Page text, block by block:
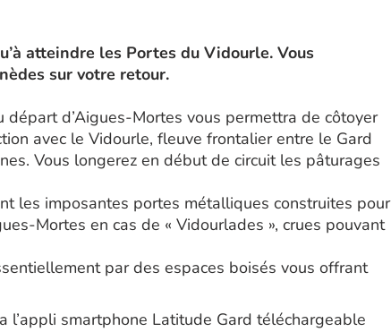
atteindre les Portes du Vidourle. Vous
sur votre retour.
d’Aigues-Mortes vous permettra de côtoyer
avec le Vidourle, fleuve frontalier entre le Gard
Vous longerez en début de circuit les pâturages
les imposantes portes métalliques construites pour
Mortes en cas de « Vidourlades », crues pouvant
par des espaces boisés vous offrant
smartphone Latitude Gard téléchargeable